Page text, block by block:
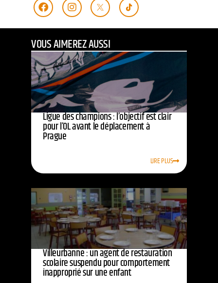
VOUS AIMEREZ AUSSI
Ligue des champions : l’objectif est clair
pour l’OL avant le déplacement à
Prague
LIRE PLUS
Villeurbanne : un agent de restauration
scolaire suspendu pour comportement
inapproprié sur une enfant